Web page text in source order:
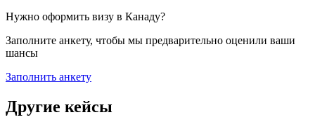
Нужно оформить визу в Канаду?
Заполните анкету, чтобы мы предварительно оценили ваши
шансы
Заполнить анкету
Другие кейсы